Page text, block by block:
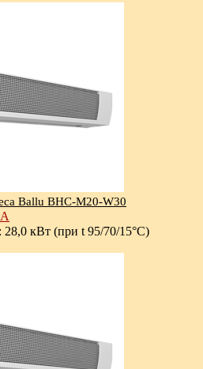
Ballu BHC-M20-W30
: 28,0 кВт (при t 95/70/15°С)